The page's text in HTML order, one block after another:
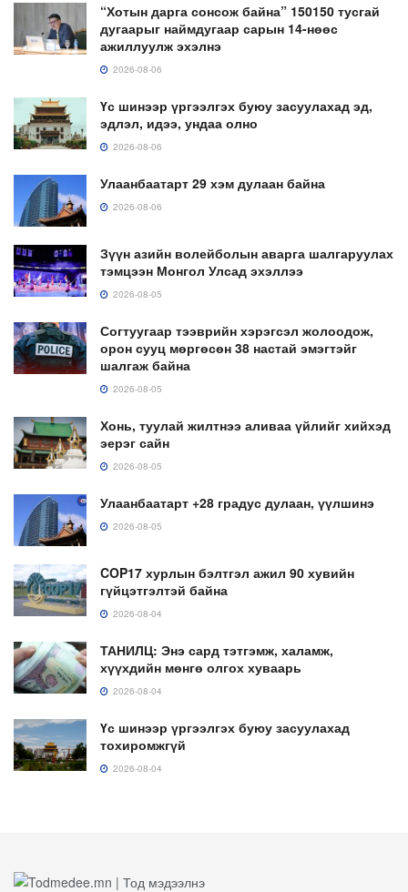
“Хотын дарга сонсож байна” 150150 тусгай
дугаарыг наймдугаар сарын 14-нөөс
ажиллуулж эхэлнэ
2026-08-06
Үс шинээр үргээлгэх буюу засуулахад эд,
эдлэл, идээ, ундаа олно
2026-08-06
Улаанбаатарт 29 хэм дулаан байна
2026-08-06
Зүүн азийн волейболын аварга шалгаруулах
тэмцээн Монгол Улсад эхэллээ
2026-08-05
Согтуугаар тээврийн хэрэгсэл жолоодож,
орон сууц мөргөсөн 38 настай эмэгтэйг
шалгаж байна
2026-08-05
Хонь, туулай жилтнээ аливаа үйлийг хийхэд
эерэг сайн
2026-08-05
Улаанбаатарт +28 градус дулаан, үүлшинэ
2026-08-05
COP17 хурлын бэлтгэл ажил 90 хувийн
гүйцэтгэлтэй байна
2026-08-04
ТАНИЛЦ: Энэ сард тэтгэмж, халамж,
хүүхдийн мөнгө олгох хуваарь
2026-08-04
Үс шинээр үргээлгэх буюу засуулахад
тохиромжгүй
2026-08-04